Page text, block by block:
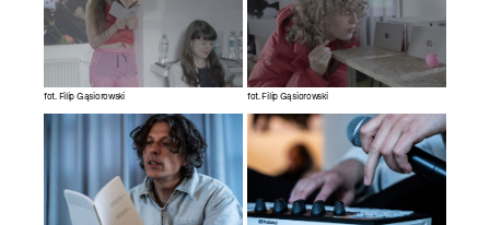
fot. Filip Gąsiorowski fot. Filip Gąsiorowski